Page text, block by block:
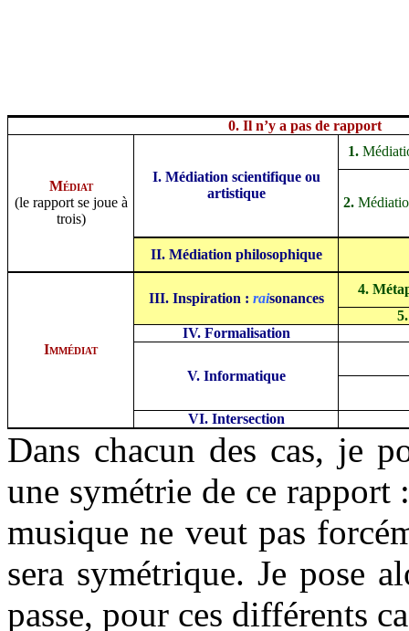
0. Il n’y a pas de rapport
Médiat
(le rapport se joue à
trois)
I. Médiation scientifique ou
artistique
1.
2.
II. Médiation philosophique
Immédiat
III. Inspiration : raisonances
4.
IV. Formalisation
V. Informatique
VI. Intersection
Dans chacun des cas, je
une symétrie de ce rapport
musique ne veut pas
sera symétrique. Je pose
passe, pour ces différents